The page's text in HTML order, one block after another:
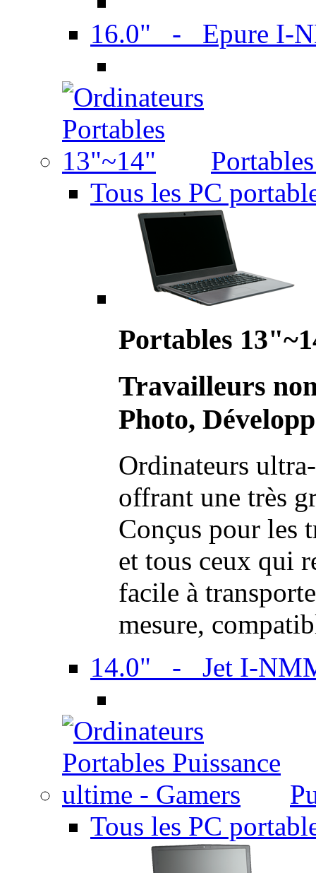
16.0" - Epure I-
Tous les PC
Portables
Travailleurs
Photo,
Ordinateurs
offrant une très
Conçus pour les
et tous ceux qui
facile à
mesure,
14.0" - Jet I-
Tous les PC